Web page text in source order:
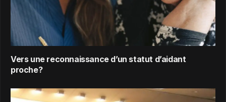
Vers une reconnaissance d’un statut d’aidant
proche?